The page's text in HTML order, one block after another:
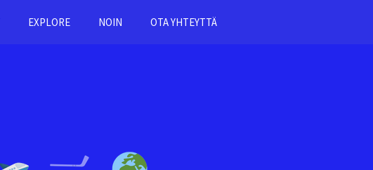
EXPLORE NOIN OTA YHTEYTTÄ